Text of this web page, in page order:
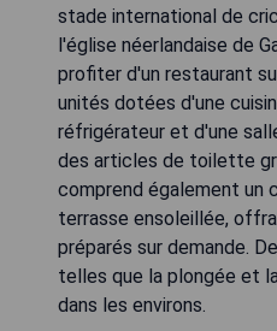
stade international de
l'église néerlandaise de
profiter d'un restaurant
unités dotées d'une
réfrigérateur et d'une
des articles de toilette
comprend également un
terrasse ensoleillée,
préparés sur demande.
telles que la plongée et
dans les environs.